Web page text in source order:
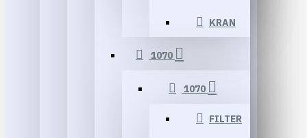
KRAN
1070
1070
FILTER